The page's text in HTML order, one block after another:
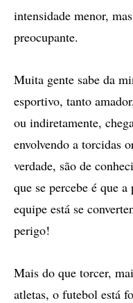
intensidade menor,
preocupante.
Muita gente sabe da
esportivo, tanto
ou indiretamente,
envolvendo a torcidas
verdade, são de
que se percebe é que
equipe está se
perigo!
Mais do que torcer,
atletas, o futebol está